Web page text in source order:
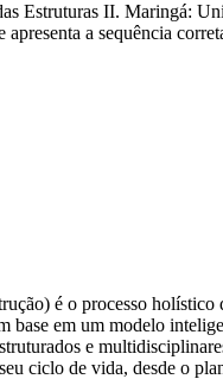
Estruturas II. Maringá:
a sequência
é o processo holístico
base em um modelo
e
ciclo de vida, desde o